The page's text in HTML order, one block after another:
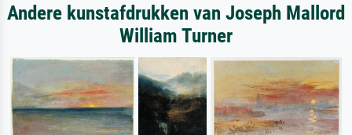
Andere kunstafdrukken van Joseph Mallord
William Turner